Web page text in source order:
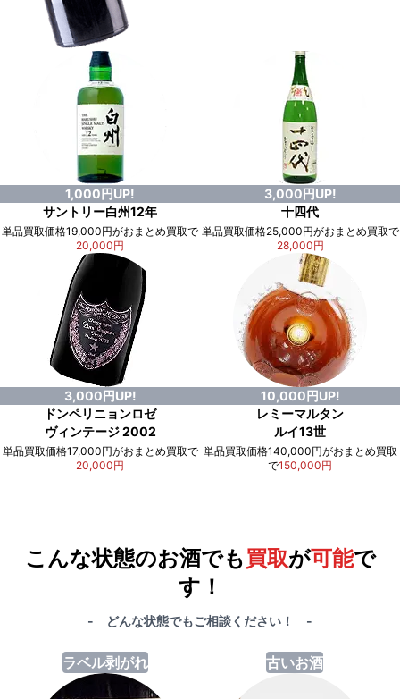
1,000円UP!
サントリー白州12年
単品買取価格19,000円がおまとめ買取で
20,000円
3,000円UP!
十四代
単品買取価格25,000円がおまとめ買取で
28,000円
3,000円UP!
ドンペリニョンロゼ
ヴィンテージ 2002
単品買取価格17,000円がおまとめ買取で
20,000円
10,000円UP!
レミーマルタン
ルイ13世
単品買取価格140,000円がおまとめ買取
で150,000円
こんな状態のお酒でも買取が可能で
す！
- どんな状態でもご相談ください！ -
ラベル剥がれ 古いお酒